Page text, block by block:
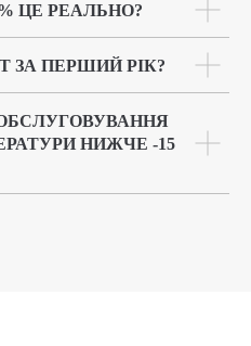
ЦЕ РЕАЛЬНО?
ЗА ПЕРШИЙ РІК?
НИЖЧЕ -15